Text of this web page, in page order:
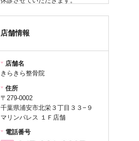
お怪我をなさる方もあるかもしれ
せんが、後日ご予約にてご相談く
初診コース7,000円→
さらに初診料2,500円→無料
定員になり次第終了します
店舗情報
店舗名
きらきら整骨院
住所
〒279-0002
千葉県浦安市北栄３丁目３３−９
マリンパレス １Ｆ店舗
電話番号